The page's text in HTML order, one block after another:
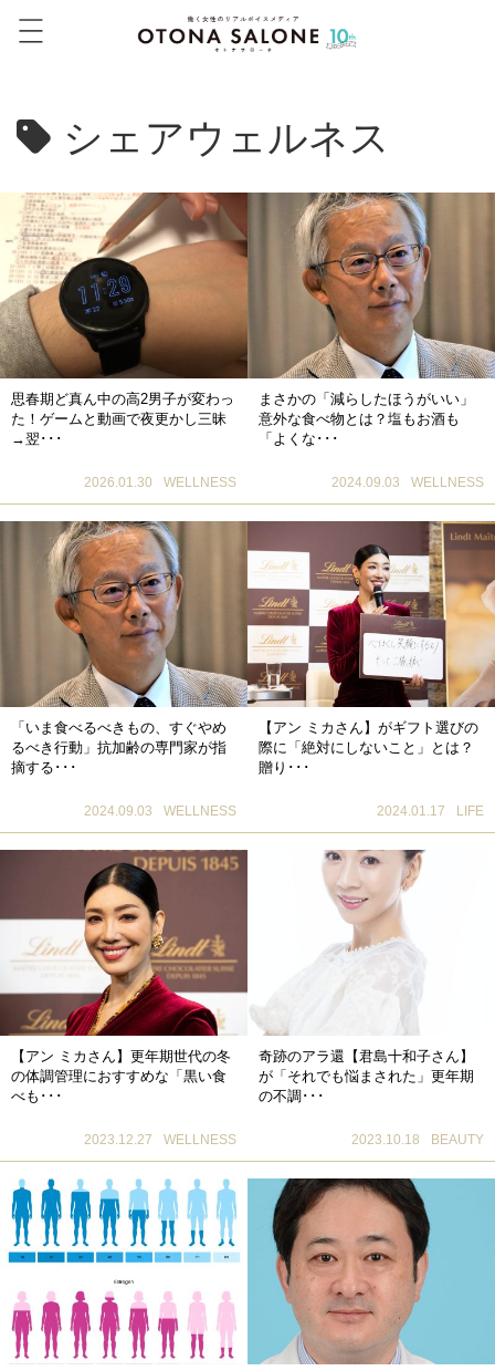
シェアウェルネス
思春期ど真ん中の高2男子が変わっ
た！ゲームと動画で夜更かし三昧
→翌･･･
2026.01.30 WELLNESS
まさかの「減らしたほうがいい」
意外な食べ物とは？塩もお酒も
「よくな･･･
2024.09.03 WELLNESS
「いま食べるべきもの、すぐやめ
るべき行動」抗加齢の専門家が指
摘する･･･
2024.09.03 WELLNESS
【アン ミカさん】がギフト選びの
際に「絶対にしないこと」とは？
贈り･･･
2024.01.17 LIFE
【アン ミカさん】更年期世代の冬
の体調管理におすすめな「黒い食
べも･･･
2023.12.27 WELLNESS
奇跡のアラ還【君島十和子さん】
が「それでも悩まされた」更年期
の不調･･･
2023.10.18 BEAUTY